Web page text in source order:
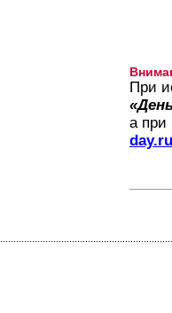
При
а при
day.ru